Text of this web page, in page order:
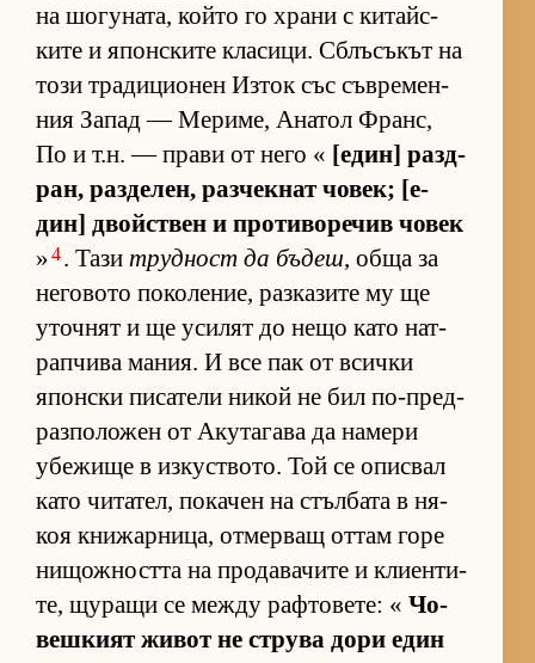
на шо­гу­на­та, който го храни с ки­тайс­
ките и япон­с­ките кла­си­ци. Сблъ­съ­кът на
този тра­ди­ци­о­нен Из­ток със съв­ре­мен­
ния За­пад — Ме­ри­ме, Ана­тол Франс,
По и т.н. — прави от него « [е­дин] раз­д­
ран, раз­де­лен, раз­чек­нат чо­век; [е­
дин] двойс­т­вен и про­ти­во­ре­чив чо­век
»4. Тази труд­ност да бъ­деш, обща за
не­го­вото по­ко­ле­ние, раз­ка­зите му ще
уточ­нят и ще уси­лят до нещо като нат­
рап­чива ма­ния. И все пак от всички
япон­ски пи­са­тели ни­кой не бил по-пред­
раз­по­ло­жен от Аку­та­гава да на­мери
убе­жище в из­кус­т­во­то. Той се опис­вал
като чи­та­тел, по­ка­чен на стъл­бата в ня­
коя кни­жар­ни­ца, от­мер­ващ от­там горе
ни­щож­ността на про­да­ва­чите и кли­ен­ти­
те, щу­ращи се между раф­то­ве­те: « Чо­
веш­кият жи­вот не струва дори един